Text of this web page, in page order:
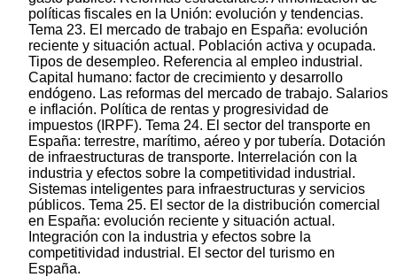
políticas fiscales en la Unión: evolución y tendencias.
Tema 23. El mercado de trabajo en España: evolución
reciente y situación actual. Población activa y ocupada.
Tipos de desempleo. Referencia al empleo industrial.
Capital humano: factor de crecimiento y desarrollo
endógeno. Las reformas del mercado de trabajo. Salarios
e inflación. Política de rentas y progresividad de
impuestos (IRPF). Tema 24. El sector del transporte en
España: terrestre, marítimo, aéreo y por tubería. Dotación
de infraestructuras de transporte. Interrelación con la
industria y efectos sobre la competitividad industrial.
Sistemas inteligentes para infraestructuras y servicios
públicos. Tema 25. El sector de la distribución comercial
en España: evolución reciente y situación actual.
Integración con la industria y efectos sobre la
competitividad industrial. El sector del turismo en
España.